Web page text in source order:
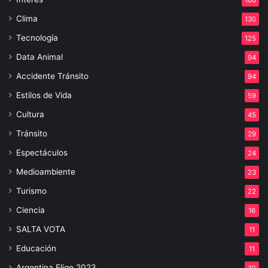
Clima 130
Tecnología 125
Data Animal 94
Accidente Tránsito 94
Estilos de Vida 59
Cultura 45
Tránsito 29
Espectáculos 24
Medioambiente 23
Turismo 22
Ciencia 16
SALTA VOTA 11
Educación 11